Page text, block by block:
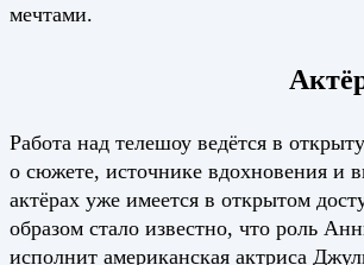
мечтами.
Работа над телешоу ведётся в
о сюжете, источнике вдохновения и
актёрах уже имеется в открытом
образом стало известно, что роль
исполнит американская актриса